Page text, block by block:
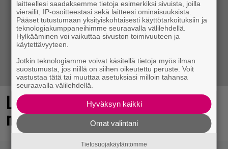
Loistopeli Steamistä maksutta –
mutta pidä kiirettä lataamisen kanssa
laitteellesi saadaksemme tietoja esimerkiksi sivuista, joilla
vierailit, IP-osoitteestasi sekä laitteesi ominaisuuksista.
Pääset tutustumaan yksityiskohtaisesti käyttötarkoituksiin ja
teknologiakumppaneihimme seuraavalla välilehdellä.
Hylkääminen voi vaikuttaa sivuston toimivuuteen ja
käytettävyyteen.
Jotkin teknologiamme voivat käsitellä tietoja myös ilman
suostumusta, jos niillä on siihen oikeutettu peruste. Voit
vastustaa tätä tai muuttaa asetuksiasi milloin tahansa
seuraavalla välilehdellä.
Hyväksyn kaikki
Omat valintani
Tietosuojakäytäntömme